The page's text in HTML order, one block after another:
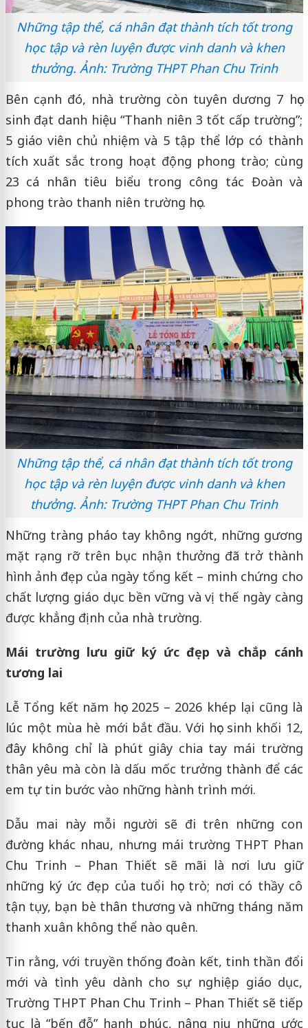
Những tập thể, cá nhân đạt thành tích tốt trong
học tập và rèn luyện được vinh danh và khen
thưởng. Ảnh: Trường THPT Phan Chu Trinh
Bên cạnh đó, nhà trường còn tuyên dương 7 học
sinh đạt danh hiệu “Thanh niên 3 tốt cấp trường”;
5 giáo viên chủ nhiệm và 5 tập thể lớp có thành
tích xuất sắc trong hoạt động phong trào; cùng
23 cá nhân tiêu biểu trong công tác Đoàn và
phong trào thanh niên trường học.
Những tập thể, cá nhân đạt thành tích tốt trong
học tập và rèn luyện được vinh danh và khen
thưởng. Ảnh: Trường THPT Phan Chu Trinh
Những tràng pháo tay không ngớt, những gương
mặt rạng rỡ trên bục nhận thưởng đã trở thành
hình ảnh đẹp của ngày tổng kết – minh chứng cho
chất lượng giáo dục bền vững và vị thế ngày càng
được khẳng định của nhà trường.
Mái trường lưu giữ ký ức đẹp và chắp cánh
tương lai
Lễ Tổng kết năm học 2025 – 2026 khép lại cũng là
lúc một mùa hè mới bắt đầu. Với học sinh khối 12,
đây không chỉ là phút giây chia tay mái trường
thân yêu mà còn là dấu mốc trưởng thành để các
em tự tin bước vào những hành trình mới.
Dẫu mai này mỗi người sẽ đi trên những con
đường khác nhau, nhưng mái trường THPT Phan
Chu Trinh – Phan Thiết sẽ mãi là nơi lưu giữ
những ký ức đẹp của tuổi học trò; nơi có thầy cô
tận tụy, bạn bè thân thương và những tháng năm
thanh xuân không thể nào quên.
Tin rằng, với truyền thống đoàn kết, tinh thần đổi
mới và tình yêu dành cho sự nghiệp giáo dục,
Trường THPT Phan Chu Trinh – Phan Thiết sẽ tiếp
tục là “bến đỗ” hạnh phúc, nâng niu những ước